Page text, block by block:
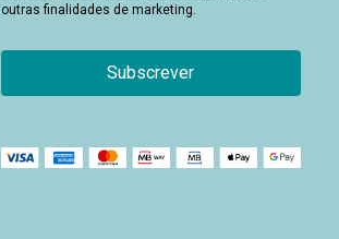
outras finalidades de marketing.
Subscrever